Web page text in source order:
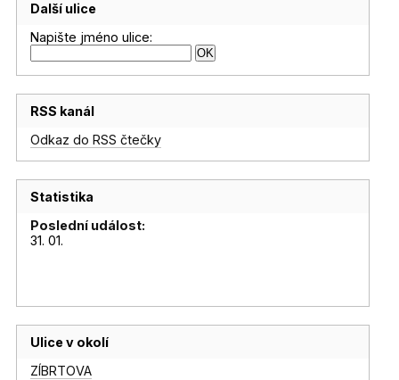
Další ulice
Napište jméno ulice:
RSS kanál
Odkaz do RSS čtečky
Statistika
Poslední událost:
31. 01.
Ulice v okolí
ZÍBRTOVA